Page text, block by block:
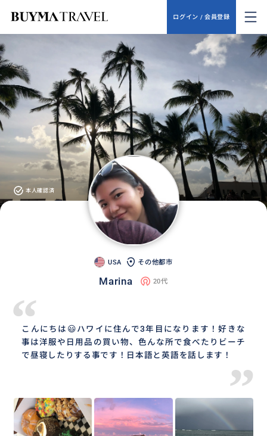
ログイン / 会員登録
本人確認済
USA その他都市
Marina 20代
“
こんにちは😃ハワイに住んで3年目になります！好きな
事は洋服や日用品の買い物、色んな所で食べたりビーチ
で昼寝したりする事です！日本語と英語を話します！
”